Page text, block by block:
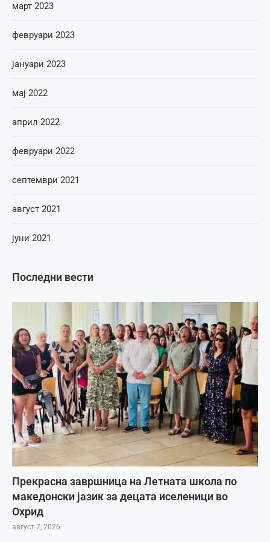
Последни вести
Прекрасна завршница на Летната школа по
македонски јазик за децата иселеници во
Охрид
август 7, 2026
март 2023
февруари 2023
јануари 2023
мај 2022
април 2022
февруари 2022
септември 2021
август 2021
јуни 2021